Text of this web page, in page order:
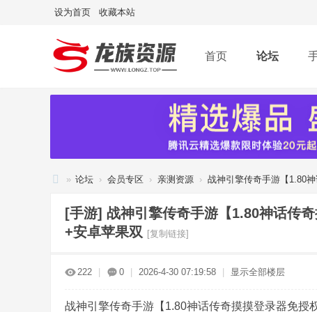
设为首页 收藏本站
首页 论坛
» 论坛 › 会员专区 › 亲测资源 › 战神引擎传奇手游【1.80
[手游] 战神引擎传奇手游【1.80神话传
+安卓苹果双
[复制链接]
222 0 2026-4-30 07:19:58 显示全部楼层
战神引擎传奇手游【1.80神话传奇摸摸登录器免授